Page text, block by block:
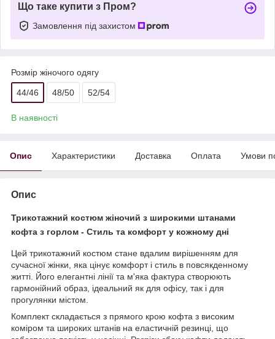
Що таке купити з Пром?
Замовлення під захистом
Розмір жіночого одягу
44/46 48/50 52/54
В наявності
Опис Характеристики Доставка Оплата Умови
Опис
Трикотажний костюм жіночий з широкими штанами
кофта з горлом - Стиль та комфорт у кожному дні
Цей трикотажний костюм стане вдалим вирішенням для
сучасної жінки, яка цінує комфорт і стиль в повсякденному
житті. Його елегантні лінії та м'яка фактура створюють
гармонійний образ, ідеальний як для офісу, так і для
прогулянки містом.
Комплект складається з прямого крою кофта з високим
коміром та широких штанів на еластичній резинці, що